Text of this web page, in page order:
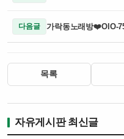
다음글
목록
자유게시판 최신글